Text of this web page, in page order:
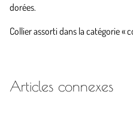
dorées.
Collier assorti dans la catégorie «
Articles connexes